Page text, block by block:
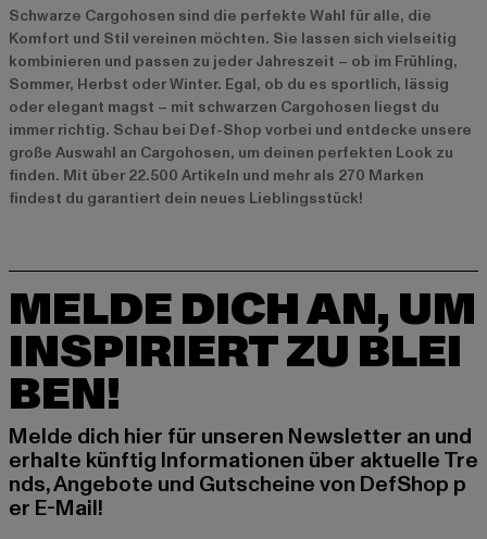
Schwarze Cargohosen sind die perfekte Wahl für alle, die
Komfort und Stil vereinen möchten. Sie lassen sich vielseitig
kombinieren und passen zu jeder Jahreszeit – ob im Frühling,
Sommer, Herbst oder Winter. Egal, ob du es sportlich, lässig
oder elegant magst – mit schwarzen Cargohosen liegst du
immer richtig. Schau bei Def-Shop vorbei und entdecke unsere
große Auswahl an Cargohosen, um deinen perfekten Look zu
finden. Mit über 22.500 Artikeln und mehr als 270 Marken
findest du garantiert dein neues Lieblingsstück!
MELDE DICH AN, UM
INSPIRIERT ZU BLEI
BEN!
Melde dich hier für unseren Newsletter an und
erhalte künftig Informationen über aktuelle Tre
nds, Angebote und Gutscheine von DefShop p
er E-Mail!